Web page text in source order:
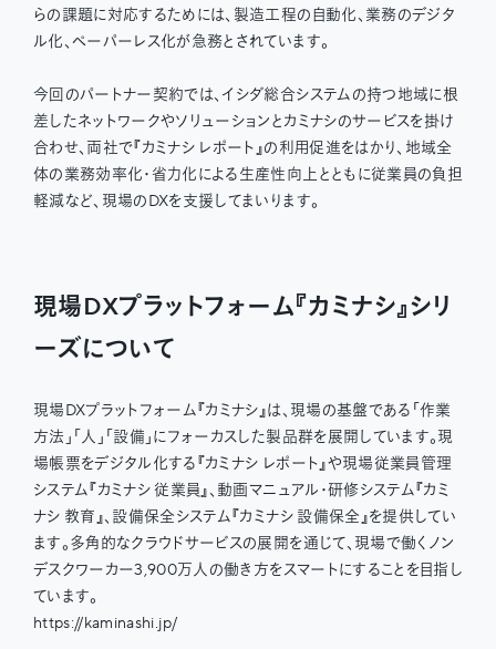
らの課題に対応するためには、製造工程の自動化、業務のデジタ
ル化、ペーパーレス化が急務とされています。
今回のパートナー契約では、イシダ総合システムの持つ地域に根
差したネットワークやソリューションとカミナシのサービスを掛け
合わせ、両社で『カミナシ レポート』の利用促進をはかり、地域全
体の業務効率化・省力化による生産性向上とともに従業員の負担
軽減など、現場のDXを支援してまいります。
現場DXプラットフォーム『カミナシ』シリ
ーズについて
現場DXプラットフォーム『カミナシ』は、現場の基盤である「作業
方法」「人」「設備」にフォーカスした製品群を展開しています。現
場帳票をデジタル化する『カミナシ レポート』や現場従業員管理
システム『カミナシ 従業員』、動画マニュアル・研修システム『カミ
ナシ 教育』、設備保全システム『カミナシ 設備保全』を提供してい
ます。多角的なクラウドサービスの展開を通じて、現場で働くノン
デスクワーカー3,900万人の働き方をスマートにすることを目指し
ています。
https://kaminashi.jp/